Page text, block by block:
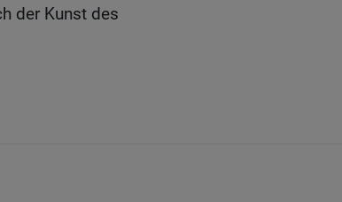
der Kunst des